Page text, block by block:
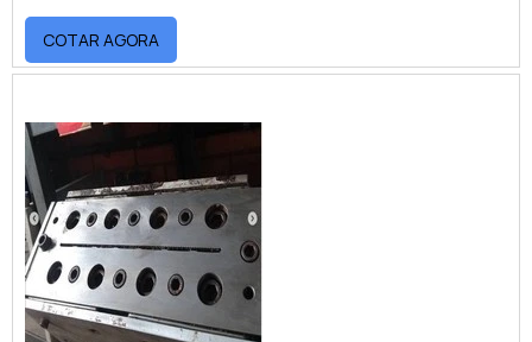
especializadas no segmento. Esse tipo de
cuidado ajuda a garantir a qualidade e
assertividade do serviço, além de evitar
elaboradas. Assim, é possível poupar gastos
desnecessários.UM POUCO MAIS SOBRE
FÁBRICA INJEÇÃO PLÁSTICAQuem busca por
fábricas injeção plástica inovadora, depara
com a Injetaq. Empresa especializada em
modelos de isopor para fundição e
dispositivos de inspeção e montagem,
COTAR AGORA